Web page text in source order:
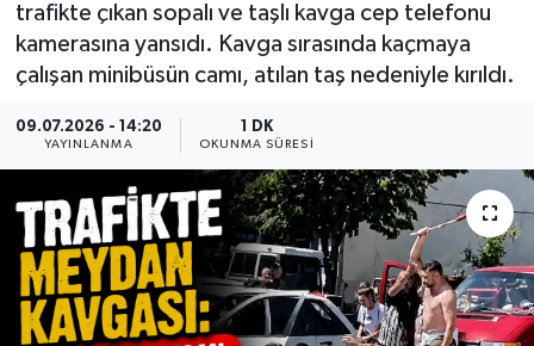
trafikte çıkan sopalı ve taşlı kavga cep telefonu
kamerasına yansıdı. Kavga sırasında kaçmaya
çalışan minibüsün camı, atılan taş nedeniyle kırıldı.
09.07.2026 - 14:20
YAYINLANMA
1 DK
OKUNMA SÜRESI